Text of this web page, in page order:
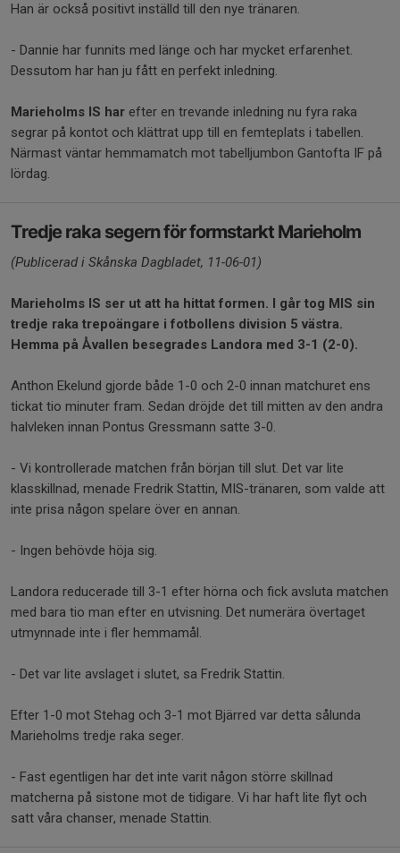
Han är också positivt inställd till den nye tränaren.
- Dannie har funnits med länge och har mycket erfarenhet.
Dessutom har han ju fått en perfekt inledning.
Marieholms IS har efter en trevande inledning nu fyra raka
segrar på kontot och klättrat upp till en femteplats i tabellen.
Närmast väntar hemmamatch mot tabelljumbon Gantofta IF på
lördag.
Tredje raka segern för formstarkt Marieholm
(Publicerad i Skånska Dagbladet, 11-06-01)
Marieholms IS ser ut att ha hittat formen. I går tog MIS sin
tredje raka trepoängare i fotbollens division 5 västra.
Hemma på Åvallen besegrades Landora med 3-1 (2-0).
Anthon Ekelund gjorde både 1-0 och 2-0 innan matchuret ens
tickat tio minuter fram. Sedan dröjde det till mitten av den andra
halvleken innan Pontus Gressmann satte 3-0.
- Vi kontrollerade matchen från början till slut. Det var lite
klasskillnad, menade Fredrik Stattin, MIS-tränaren, som valde att
inte prisa någon spelare över en annan.
- Ingen behövde höja sig.
Landora reducerade till 3-1 efter hörna och fick avsluta matchen
med bara tio man efter en utvisning. Det numerära övertaget
utmynnade inte i fler hemmamål.
- Det var lite avslaget i slutet, sa Fredrik Stattin.
Efter 1-0 mot Stehag och 3-1 mot Bjärred var detta sålunda
Marieholms tredje raka seger.
- Fast egentligen har det inte varit någon större skillnad
matcherna på sistone mot de tidigare. Vi har haft lite flyt och
satt våra chanser, menade Stattin.